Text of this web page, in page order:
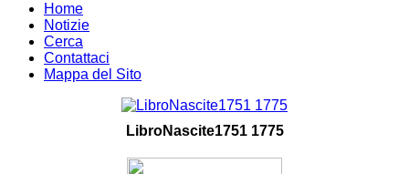
Home
Notizie
Cerca
Contattaci
Mappa del Sito
LibroNascite1751 1775